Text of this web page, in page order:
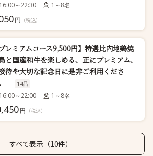
16:00～22:30 1～8名
円 （税込）
プレミアムコース9,500円】特選比内地鶏焼
と国産和牛を楽しめる、正にプレミアム、
待や大切な記念日に是非ご利用くださ
14品
16:00～22:00 1～8名
円 （税込）
すべて表示（10件）